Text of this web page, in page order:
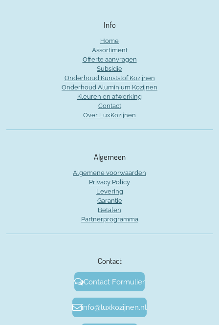
Info
Home
Assortiment
Offerte aanvragen
Subsidie
Onderhoud Kunststof Kozijnen
Onderhoud Aluminium Kozijnen
Kleuren en afwerking
Contact
Over LuxKozijnen
Algemeen
Algemene voorwaarden
Privacy Policy
Levering
Garantie
Betalen
Partnerprogramma
Contact
Contact Formulier
info@luxkozijnen.nl